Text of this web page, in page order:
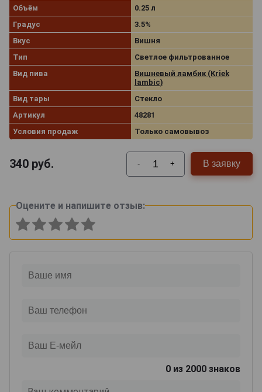
Объём
0.25 л
Градус
3.5%
Вкус
Вишня
Тип
Светлое фильтрованное
Вид пива
Вишневый ламбик (Kriek
lambic)
Вид тары
Стекло
Артикул
48281
Условия продаж
Только самовывоз
340 руб. - + В заявку
Оцените и напишите отзыв:
0 из 2000 знаков